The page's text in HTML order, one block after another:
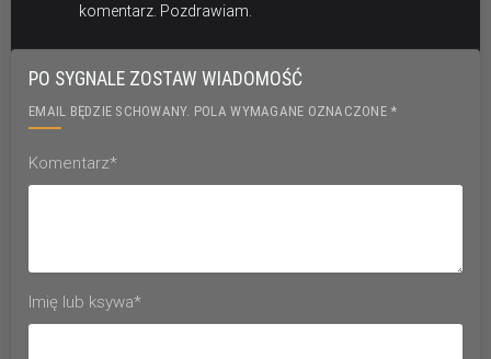
komentarz. Pozdrawiam.
PO SYGNALE ZOSTAW WIADOMOŚĆ
EMAIL BĘDZIE SCHOWANY. POLA WYMAGANE OZNACZONE *
Komentarz*
Imię lub ksywa*